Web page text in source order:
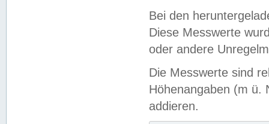
Bei den
Diese Messwerte
oder andere
Die Messwerte sind
Höhenangaben (m ü.
addieren.